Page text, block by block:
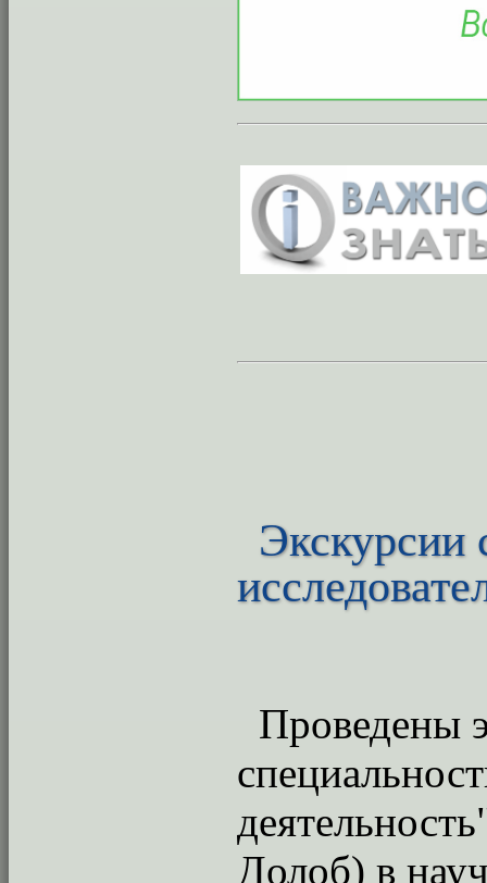
Экскурсии
Проведены
Долоб) в